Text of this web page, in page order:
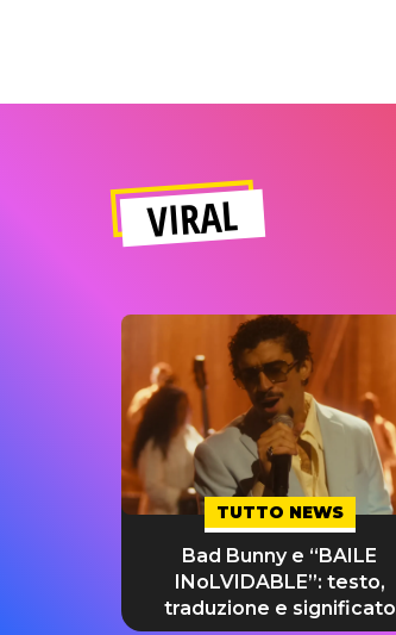
VIRAL
TUTTO NEWS
Bad Bunny e “BAILE
INoLVIDABLE”: testo,
traduzione e significato